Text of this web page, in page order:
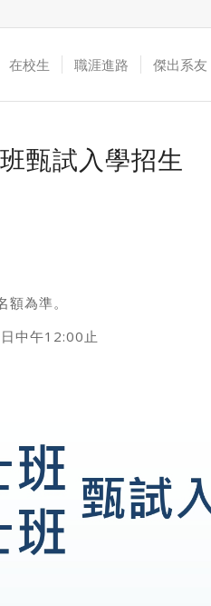
在校生 職涯進路 傑出系友
甄試入學招生
為準。
中午12:00止